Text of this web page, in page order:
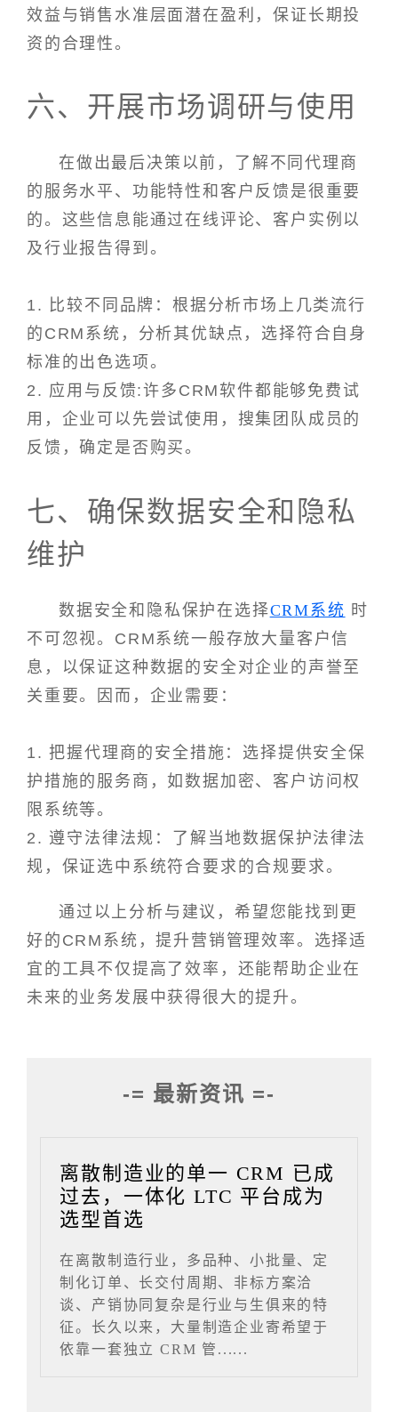
效益与销售水准层面潜在盈利，保证长期投
资的合理性。
六、开展市场调研与使用
在做出最后决策以前，了解不同代理商
的服务水平、功能特性和客户反馈是很重要
的。这些信息能通过在线评论、客户实例以
及行业报告得到。
1. 比较不同品牌：根据分析市场上几类流行
的CRM系统，分析其优缺点，选择符合自身
标准的出色选项。
2. 应用与反馈:许多CRM软件都能够免费试
用，企业可以先尝试使用，搜集团队成员的
反馈，确定是否购买。
七、确保数据安全和隐私
维护
数据安全和隐私保护在选择CRM系统 时
不可忽视。CRM系统一般存放大量客户信
息，以保证这种数据的安全对企业的声誉至
关重要。因而，企业需要：
1. 把握代理商的安全措施：选择提供安全保
护措施的服务商，如数据加密、客户访问权
限系统等。
2. 遵守法律法规：了解当地数据保护法律法
规，保证选中系统符合要求的合规要求。
通过以上分析与建议，希望您能找到更
好的CRM系统，提升营销管理效率。选择适
宜的工具不仅提高了效率，还能帮助企业在
未来的业务发展中获得很大的提升。
-= 最新资讯 =-
离散制造业的单一 CRM 已成
过去，一体化 LTC 平台成为
选型首选
在离散制造行业，多品种、小批量、定
制化订单、长交付周期、非标方案洽
谈、产销协同复杂是行业与生俱来的特
征。长久以来，大量制造企业寄希望于
依靠一套独立 CRM 管......